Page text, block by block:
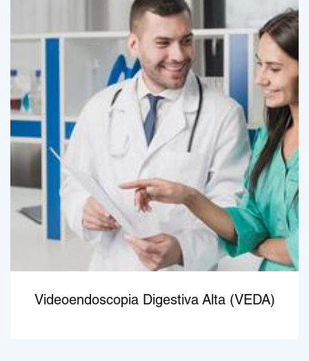
Videoendoscopia Digestiva Alta (VEDA)